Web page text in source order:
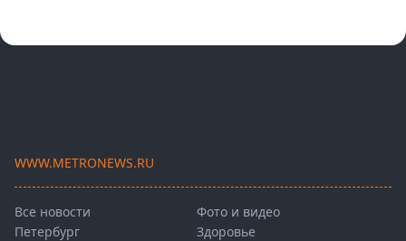
WWW.METRONEWS.RU
Все новости
Петербург
Фото и видео
Здоровье